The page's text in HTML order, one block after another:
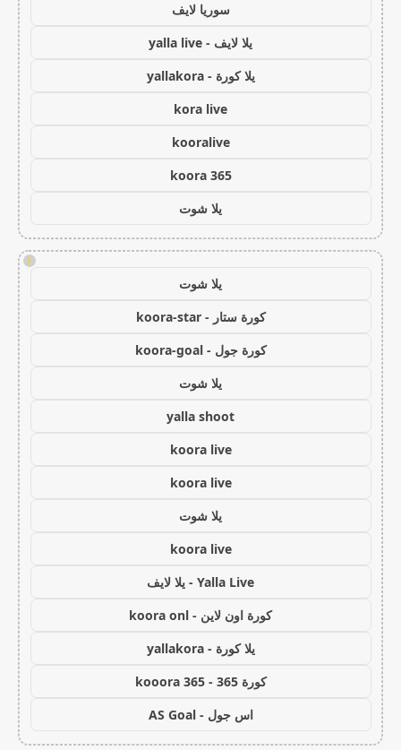
سوريا لايف
يلا لايف - yalla live
يلا كورة - yallakora
kora live
kooralive
koora 365
يلا شوت
!
يلا شوت
كورة ستار - koora-star
كورة جول - koora-goal
يلا شوت
yalla shoot
koora live
koora live
يلا شوت
koora live
Yalla Live - يلا لايف
كورة اون لاين - koora onl
يلا كورة - yallakora
كورة 365 - kooora 365
اس جول - AS Goal